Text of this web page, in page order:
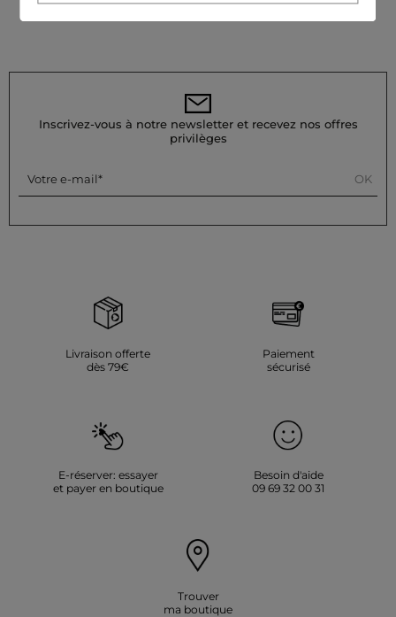
Conseil entretien
qualité de la maille. Le repassage est recommandé :
de vapeur, qui est fortement déconseillée. Le sèche-linge est
également fortement déconseillé pour éviter d'endommager
le vêtement.
Catégorie :Body femme
Inscrivez-vous à notre newsletter et recevez nos offres
privilèges
Votre e-mail OK
Livraison offerte
dès 79€
Paiement
sécurisé
E-réserver: essayer
et payer en boutique
Besoin d'aide
09 69 32 00 31
Trouver
ma boutique